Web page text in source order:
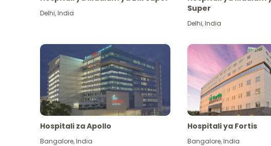
Delhi,India
Super
Delhi,India
Hospitali za Apollo
Bangalore,India
Hospitali ya Fortis
Bangalore,India